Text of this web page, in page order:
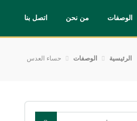
الوصفات من نحن اتصل بنا
الرئيسية الوصفات حساء العدس